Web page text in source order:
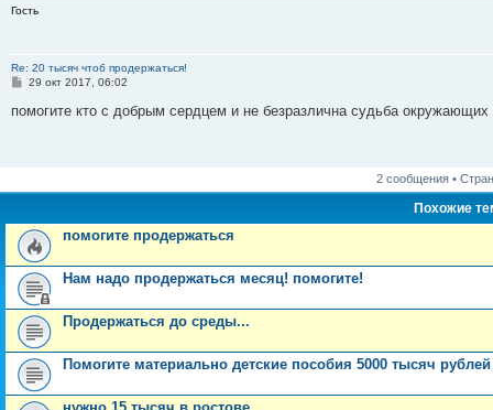
Гость
Re: 20 тысяч чтоб продержаться!
С
о
29 окт 2017, 06:02
помогите кто с добрым сердцем и не безразлична судьба
2 сообщения •
Похожие
помогите продержаться
Нам надо продержаться месяц! помогите!
Продержаться до среды...
Помогите материально детские пособия 5000 тысяч